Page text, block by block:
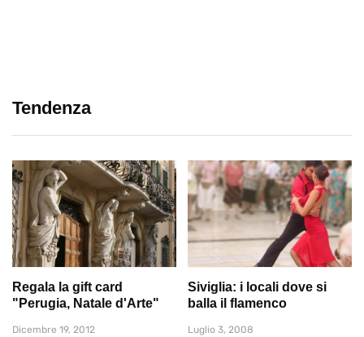
Tendenza
Regala la gift card
"Perugia, Natale d'Arte"
Dicembre 19, 2012
Siviglia: i locali dove si
balla il flamenco
Luglio 3, 2008